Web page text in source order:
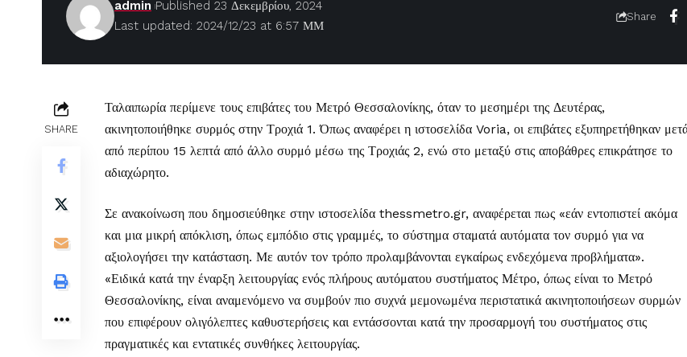
Last updated: 2024/12/23 at 6:57 ΜΜ
admin Published 23 Δεκεμβρίου, 2024
Share
SHARE
Ταλαιπωρία περίμενε τους επιβάτες του Μετρό Θεσσαλονίκης, όταν το μεσημέρι της Δευτέρας,
ακινητοποιήθηκε συρμός στην Τροχιά 1.Όπως αναφέρει η ιστοσελίδα Voria, οι επιβάτες εξυπηρετήθηκαν
από περίπου 15 λεπτά από άλλο συρμό μέσω της Τροχιάς 2, ενώ στο μεταξύ στις αποβάθρες επικράτησε το
αδιαχώρητο.
Σε ανακοίνωση που δημοσιεύθηκε στην ιστοσελίδα thessmetro.gr, αναφέρεται πως «εάν εντοπιστεί ακόμα
και μια μικρή απόκλιση, όπως εμπόδιο στις γραμμές, το σύστημα σταματά αυτόματα τον συρμό για να
αξιολογήσει την κατάσταση. Με αυτόν τον τρόπο προλαμβάνονται εγκαίρως ενδεχόμενα προβλήματα».
«Ειδικά κατά την έναρξη λειτουργίας ενός πλήρους αυτόματου συστήματος Μέτρο, όπως είναι το Μετρό
Θεσσαλονίκης, είναι αναμενόμενο να συμβούν πιο συχνά μεμονωμένα περιστατικά ακινητοποιήσεων συρμών
που επιφέρουν ολιγόλεπτες καθυστερήσεις και εντάσσονται κατά την προσαρμογή του συστήματος στις
πραγματικές και εντατικές συνθήκες λειτουργίας.